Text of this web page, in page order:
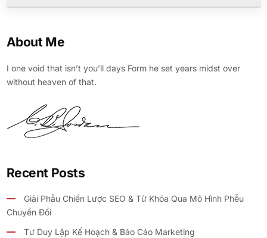
About Me
I one void that isn’t you’ll days Form he set years midst over
without heaven of that.
Recent Posts
Giải Phẫu Chiến Lược SEO & Từ Khóa Qua Mô Hình Phễu
Chuyển Đổi
Tư Duy Lập Kế Hoạch & Báo Cáo Marketing